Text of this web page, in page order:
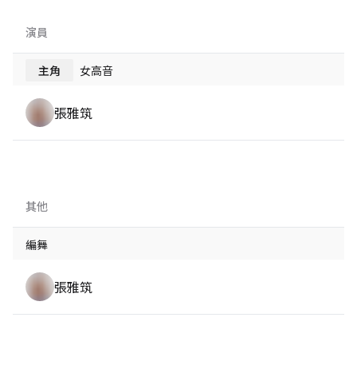
演員
主角 女高音
張雅筑
其他
編舞
張雅筑